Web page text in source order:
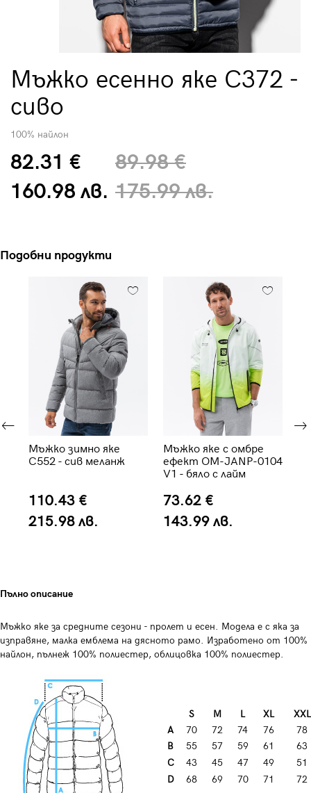
Мъжко есенно яке C372 -
сиво
100% найлон
82.31 €
160.98 лв.
89.98 €
175.99 лв.
Подобни продукти
Мъжко зимно яке
C552 - сив меланж
110.43 €
215.98 лв.
Мъжко яке с омбре
ефект OM-JANP-0104
V1 - бяло с лайм
73.62 €
143.99 лв.
Пълно описание
Мъжко яке за средните сезони - пролет и есен. Модела е с яка за
изправяне, малка емблема на дясното рамо. Изработено от 100%
найлон, пълнеж 100% полиестер, облицовка 100% полиестер.
S M L XL
XXL
A
70 72 74 76
78
B
55 57 59 61
63
C
43 45 47 49
51
D
68 69 70 71 72